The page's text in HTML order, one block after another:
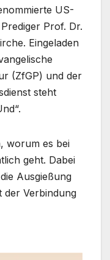
US-
Prof. Dr.
Eingeladen
(ZfGP) und der
steht
worum es bei
geht. Dabei
Ausgießung
der Verbindung